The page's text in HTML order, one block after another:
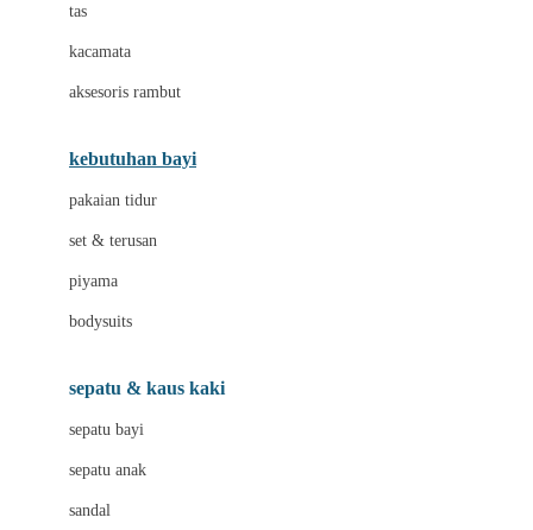
Baby Dove
Baby Jogger
Beauty Barn
Bio Oil
Biolane
tas
kacamata
aksesoris rambut
kebutuhan bayi
pakaian tidur
set & terusan
piyama
bodysuits
sepatu & kaus kaki
sepatu bayi
sepatu anak
sandal